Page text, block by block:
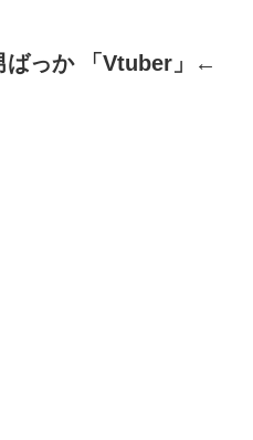
ばっか 「Vtuber」←